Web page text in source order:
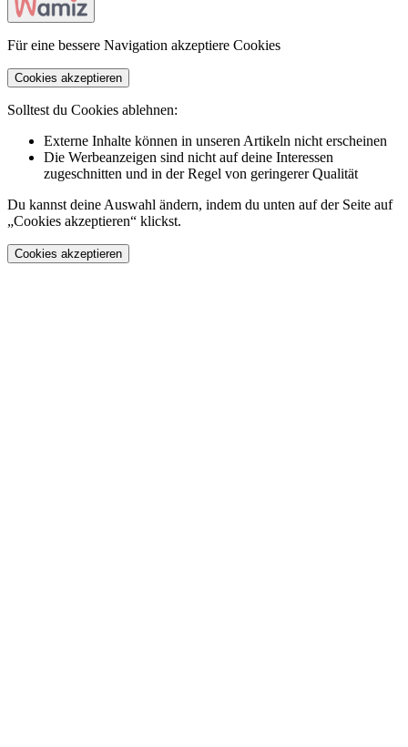
Für eine bessere Navigation akzeptiere Cookies
Cookies akzeptieren
Solltest du Cookies ablehnen:
Externe Inhalte können in unseren Artikeln nicht erscheinen
Die Werbeanzeigen sind nicht auf deine Interessen
zugeschnitten und in der Regel von geringerer Qualität
Du kannst deine Auswahl ändern, indem du unten auf der Seite auf
„Cookies akzeptieren“ klickst.
Cookies akzeptieren